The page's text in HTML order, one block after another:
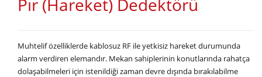
Pır (Hareket) Dedektörü
Muhtelif özelliklerde kablosuz RF ile yetkisiz hareket durumunda
alarm verdiren elemandır. Mekan sahiplerinin konutlarında rahatça
dolaşabilmeleri için istenildiği zaman devre dışında bırakılabilme